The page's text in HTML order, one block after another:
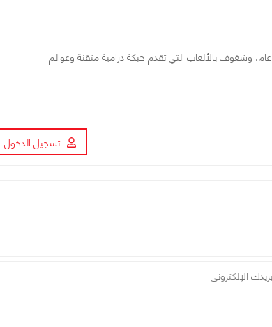
مراجع ومحرر لأخبار ألعاب الفيديو والمجال التقني منذ 11 عام، وشغوف بالألعاب التي تقدم حبكة درامية متقنة وعوالم
تسجيل الدخول